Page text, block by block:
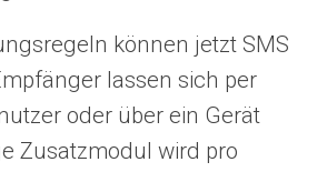
können jetzt SMS
lassen sich per
oder über ein Gerät
Zusatzmodul wird pro